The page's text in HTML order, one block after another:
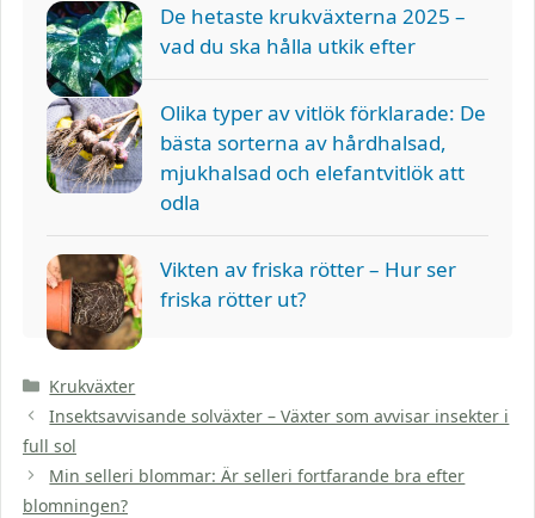
De hetaste krukväxterna 2025 –
vad du ska hålla utkik efter
Olika typer av vitlök förklarade: De
bästa sorterna av hårdhalsad,
mjukhalsad och elefantvitlök att
odla
Vikten av friska rötter – Hur ser
friska rötter ut?
Kategorier
Krukväxter
Insektsavvisande solväxter – Växter som avvisar insekter i
full sol
Min selleri blommar: Är selleri fortfarande bra efter
blomningen?